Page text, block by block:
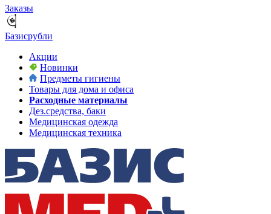
Заказы
Базисрубли
Акции
Новинки
Предметы гигиены
Товары для дома и офиса
Расходные материалы
Дез.средства, баки
Медицинская одежда
Медицинская техника